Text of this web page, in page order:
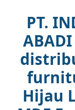
PT.
Hijau